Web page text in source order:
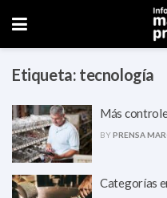
Etiqueta: tecnología
Más
BYPRENSA
Categorías